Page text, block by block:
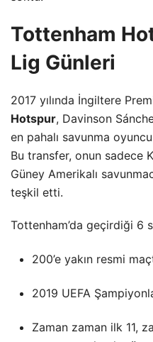
Tottenham
Lig Günleri
2017 yılında İngiltere
Hotspur, Davinson
en pahalı savunma
Bu transfer, onun sadece
Güney Amerikalı
teşkil etti.
Tottenham’da geçirdiği 6
200’e yakın resmi
2019 UEFA
Zaman zaman ilk 11,